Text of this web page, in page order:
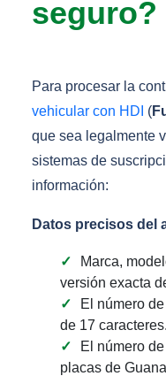
seguro?
Para procesar la
vehicular con HDI (
que sea legalmente
sistemas de
información:
Datos precisos del
Marca,
versión exacta
El número
de 17 caracteres.
El número
placas de